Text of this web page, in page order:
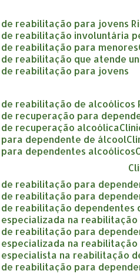
de reabilitação para jovens
de reabilitação involuntária
de reabilitação para menores
de reabilitação que atende
de reabilitação para jovens
de reabilitação de alcoólicos
de recuperação para
de recuperação alcoólica
para dependente de álcool
para dependentes alcoólicos
de reabilitação para
de reabilitação para
de reabilitação dependentes
especializada na
de reabilitação para
especializada na
especialista na reabilitação
de reabilitação para